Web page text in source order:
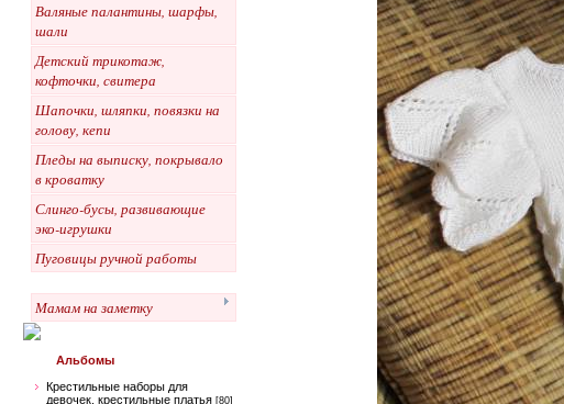
Валяные палантины, шарфы,
шали
Детский трикотаж,
кофточки, свитера
Шапочки, шляпки, повязки на
голову, кепи
Пледы на выписку, покрывало
в кроватку
Слинго-бусы, развивающие
эко-игрушки
Пуговицы ручной работы
Мамам на заметку
Альбомы
Крестильные наборы для
девочек, крестильные платья [80]